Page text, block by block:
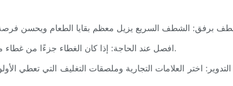
- افصل عند الحاجة: إذا كان الغطاء جزءًا من غطاء متعدد المواد، فاتبع الإرشادات المحلية للفصل.